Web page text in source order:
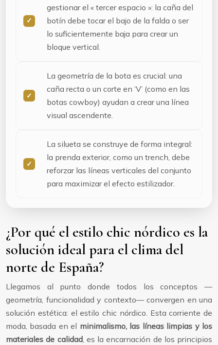
gestionar el « tercer espacio »: la caña del
botín debe tocar el bajo de la falda o ser
lo suficientemente baja para crear un
bloque vertical.
La geometría de la bota es crucial: una
caña recta o un corte en ‘V’ (como en las
botas cowboy) ayudan a crear una línea
visual ascendente.
La silueta se construye de forma integral:
la prenda exterior, como un trench, debe
reforzar las líneas verticales del conjunto
para maximizar el efecto estilizador.
¿Por qué el estilo chic nórdico es la
solución ideal para el clima del
norte de España?
Llegamos al punto donde todos los conceptos —
geometría, funcionalidad y contexto— convergen en una
solución estética: el estilo chic nórdico. Esta corriente de
moda, basada en el minimalismo, las líneas limpias y los
materiales de calidad, es la encarnación de los principios